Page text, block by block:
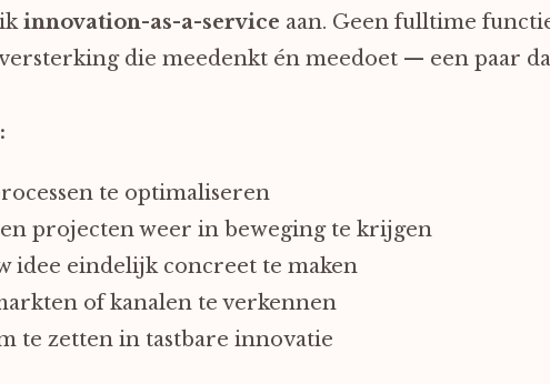
innovation-as-a-service aan. Geen fulltime
die meedenkt én meedoet — een paar
te optimaliseren
projecten weer in beweging te krijgen
idee eindelijk concreet te maken
of kanalen te verkennen
te zetten in tastbare innovatie